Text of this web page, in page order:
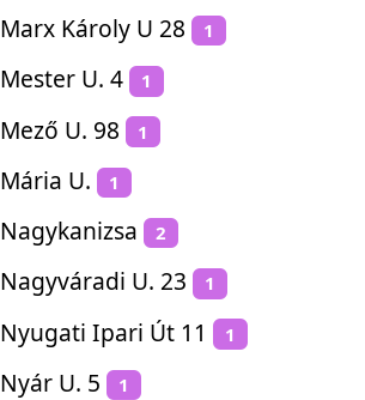
Marx Károly U 28 1
Mester U. 4 1
Mező U. 98 1
Mária U. 1
Nagykanizsa 2
Nagyváradi U. 23 1
Nyugati Ipari Út 11 1
Nyár U. 5 1